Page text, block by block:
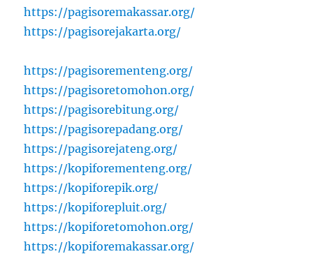
https://pagisoremakassar.org/
https://pagisorejakarta.org/
https://pagisorementeng.org/
https://pagisoretomohon.org/
https://pagisorebitung.org/
https://pagisorepadang.org/
https://pagisorejateng.org/
https://kopiforementeng.org/
https://kopiforepik.org/
https://kopiforepluit.org/
https://kopiforetomohon.org/
https://kopiforemakassar.org/